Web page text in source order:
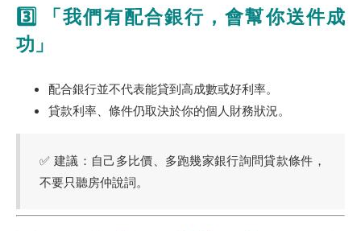
3️⃣ 「我們有配合銀行，會幫你送件成
功」
配合銀行並不代表能貸到高成數或好利率。
貸款利率、條件仍取決於你的個人財務狀況。
✅ 建議：自己多比價、多跑幾家銀行詢問貸款條件，
不要只聽房仲說詞。